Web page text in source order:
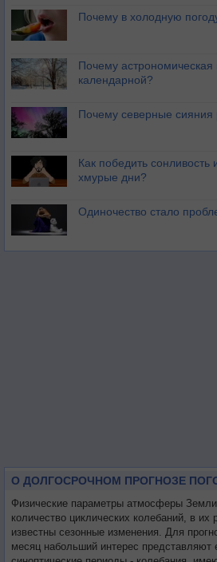
Почему в холодную
Почему астрономическая
календарной?
Почему северные сияния
Как победить сонливость
хмурые дни?
Одиночество стало
Физические параметры атмосферы
количество циклических колебаний, в
известны сезонные изменения. Для
месяц набольший интерес представляют